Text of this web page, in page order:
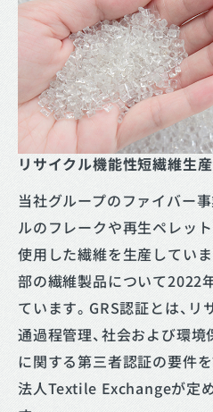
リサイクル機能性短繊維生産
当社グループのファイバー
ルのフレークや再生ペレッ
使用した繊維を生産していま
部の繊維製品について2022
ています。GRS認証とは、
通過程管理、社会および環境
に関する第三者認証の要件
法人Textile Exchangeが定